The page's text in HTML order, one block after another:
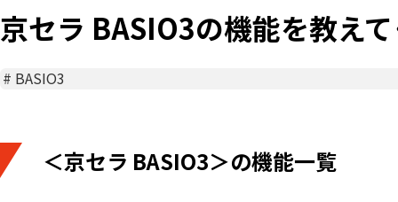
京セラ BASIO3の機能を教え
# BASIO3
＜京セラ BASIO3＞の機能一覧